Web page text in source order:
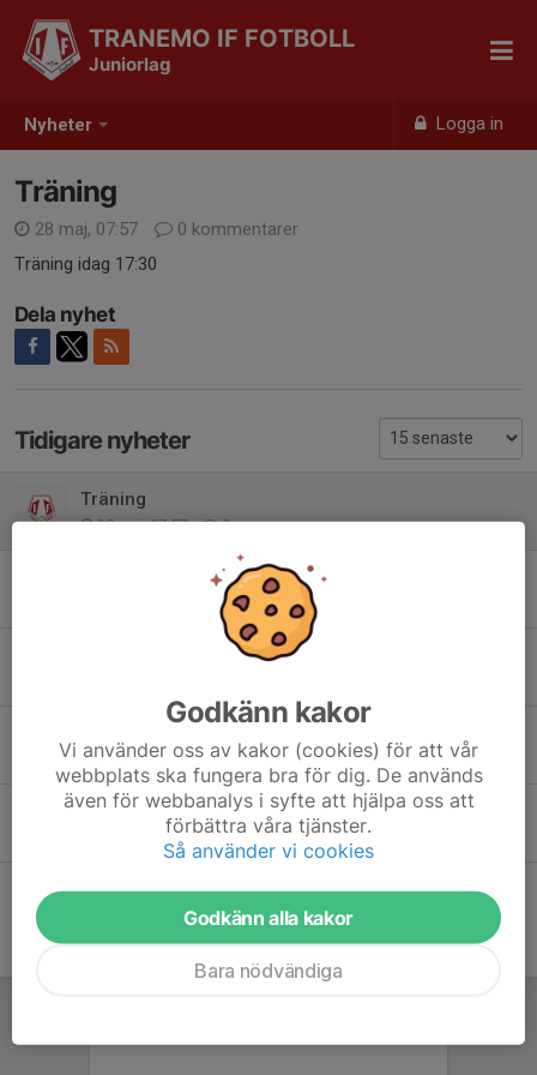
Nyheter Logga in
TRANEMO IF FOTBOLL
Juniorlag
Träning
28 maj, 07:57
0 kommentarer
Träning idag 17:30
Dela nyhet
Tidigare nyheter
Träning
28 maj, 07:57 0
Lördag 22/2 Bergdalen Borta
0
”Finns inget dåligt väder”
20 feb 2023 0
Ny lagsida!
13 nov 2022 0
Godkänn kakor
Vi använder oss av kakor (cookies) för att vår
webbplats ska fungera bra för dig. De används
även för webbanalys i syfte att hjälpa oss att
förbättra våra tjänster.
Så använder vi cookies
Godkänn alla kakor
Bara nödvändiga